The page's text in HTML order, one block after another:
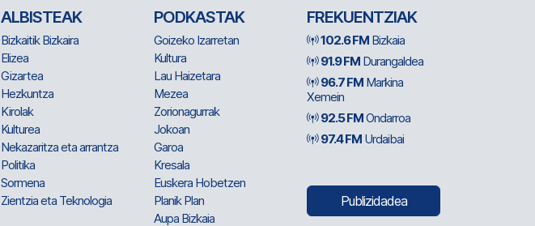
ALBISTEAK
Bizkaitik Bizkaira
Elizea
Gizartea
Hezkuntza
Kirolak
Kulturea
Nekazaritza eta arrantza
Politika
Sormena
Zientzia eta Teknologia
PODKASTAK
Goizeko Izarretan
Kultura
Lau Haizetara
Mezea
Zorionagurrak
Jokoan
Garoa
Kresala
Euskera Hobetzen
Planik Plan
Aupa Bizkaia
FREKUENTZIAK
102.6 FM Bizkaia
91.9 FM Durangaldea
96.7 FM Markina
Xemein
92.5 FMOndarroa
97.4 FM Urdaibai
Publizidadea